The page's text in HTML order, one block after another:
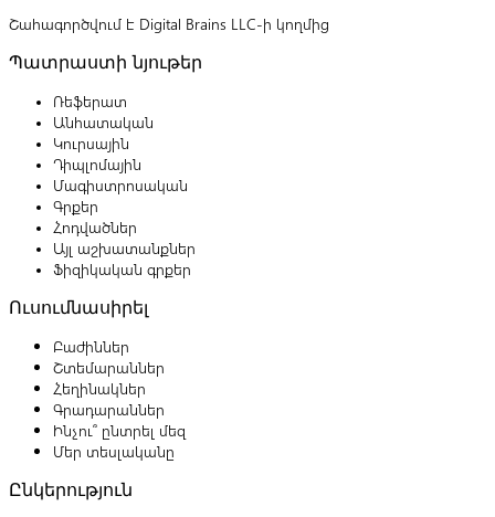
Շահագործվում է Digital Brains LLC-ի կողմից
Պատրաստի նյութեր
Ռեֆերատ
Անհատական
Կուրսային
Դիպլոմային
Մագիստրոսական
Գրքեր
Հոդվածներ
Այլ աշխատանքներ
Ֆիզիկական գրքեր
Ուսումնասիրել
Բաժիններ
Շտեմարաններ
Հեղինակներ
Գրադարաններ
Ինչու՞ ընտրել մեզ
Մեր տեսլականը
Ընկերություն